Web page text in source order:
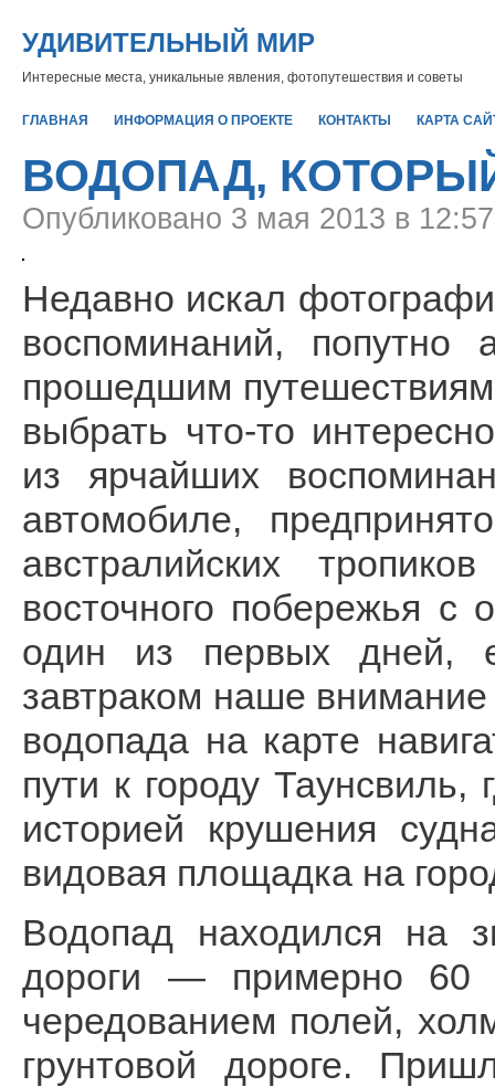
УДИВИТЕЛЬНЫЙ МИР
Интересные места, уникальные явления, фотопутешествия и советы
ГЛАВНАЯ ИНФОРМАЦИЯ О ПРОЕКТЕ КОНТАКТЫ КАРТА
ВОДОПАД,
Опубликовано 3 мая 2013 в
Недавно искал
воспоминаний, попутно
прошедшим
выбрать что-то
из ярчайших
автомобиле,
австралийских
восточного побережья
один из первых дней,
завтраком наше
водопада на карте
пути к городу
историей крушения
видовая площадка на
Водопад находился на
дороги — примерно 60
чередованием полей,
грунтовой дороге.